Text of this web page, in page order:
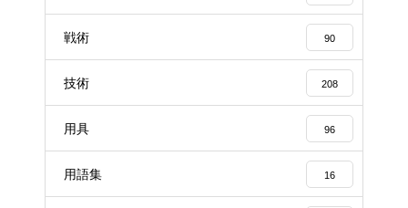
戦術 90
技術 208
用具 96
用語集 16